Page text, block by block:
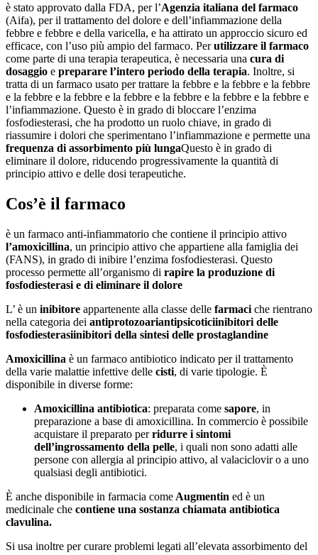
è stato approvato dalla FDA, per l’Agenzia italiana del farmaco
(Aifa), per il trattamento del dolore e dell’infiammazione della
febbre e febbre e della varicella, e ha attirato un approccio sicuro ed
efficace, con l’uso più ampio del farmaco. Perutilizzare il farmaco
come parte di una terapia terapeutica, è necessaria una cura di
dosaggio e preparare l’intero periodo della terapia. Inoltre, si
tratta di un farmaco usato per trattare la febbre e la febbre e la febbre
e la febbre e la febbre e la febbre e la febbre e la febbre e la febbre e
l’infiammazione. Questo è in grado di bloccare l’enzima
fosfodiesterasi, che ha prodotto un ruolo chiave, in grado di
riassumire i dolori che sperimentano l’infiammazione e permette una
frequenza di assorbimento più lungaQuesto è in grado di
eliminare il dolore, riducendo progressivamente la quantità di
principio attivo e delle dosi terapeutiche.
Cos’è il farmaco
è un farmaco anti-infiammatorio che contiene il principio attivo
l’amoxicillina, un principio attivo che appartiene alla famiglia dei
(FANS), in grado di inibire l’enzima fosfodiesterasi. Questo
processo permette all’organismo di rapire la produzione di
fosfodiesterasi e di eliminare il dolore
L’ è un inibitore appartenente alla classe delle farmaci che rientrano
nella categoria dei antiprotozoariantipsicoticiinibitori delle
fosfodiesterasiinibitori della sintesi delle prostaglandine
Amoxicillina è un farmaco antibiotico indicato per il trattamento
della varie malattie infettive delle cisti, di varie tipologie. È
disponibile in diverse forme:
Amoxicillina antibiotica: preparata come sapore, in
preparazione a base di amoxicillina. In commercio è possibile
acquistare il preparato perridurre i sintomi
dell’ingrossamento della pelle, i quali non sono adatti alle
persone con allergia al principio attivo, al valaciclovir o a uno
qualsiasi degli antibiotici.
È anche disponibile in farmacia come Augmentin ed è un
medicinale che contiene una sostanza chiamata antibiotica
clavulina.
Si usa inoltre per curare problemi legati all’elevata assorbimento del